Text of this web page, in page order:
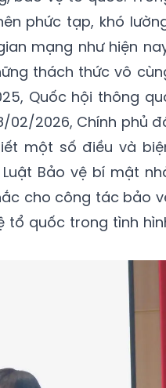
phức tạp, khó
mạng như hiện
thách thức vô
Quốc hội thông
02/2026, Chính phủ
một số điều và
Bảo vệ bí mật
cho công tác bảo
tổ quốc trong tình